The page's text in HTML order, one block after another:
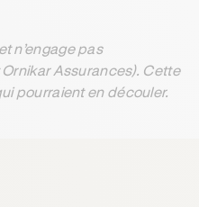
n’engage pas
Assurances). Cette
pourraient en découler.
vos Options